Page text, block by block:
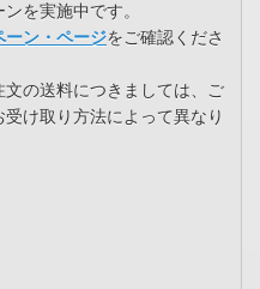
を実施中です。
ーン・ページをご確認くださ
の送料につきましては、ご
け取り方法によって異なり